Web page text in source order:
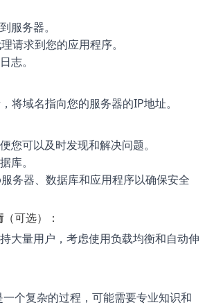
服务器。
请求到您的应用程序。
志。
将域名指向您的服务器的IP地址。
您可以及时发现和解决问题。
库。
务器、数据库和应用程序以确保安全
（可选）：
大量用户，考虑使用负载均衡和自动伸
个复杂的过程，可能需要专业知识和